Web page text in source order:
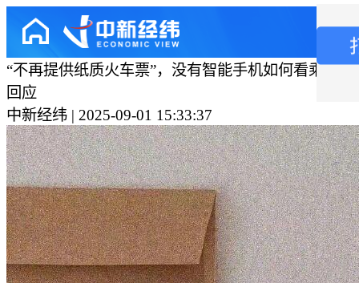
“不再提供纸质火车票”，没有智能手机如何看乘车信
回应
中新经纬 | 2025-09-01 15:33:37